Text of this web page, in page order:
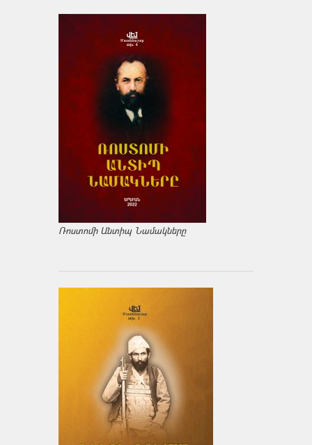
Ռոստոմի Անտիպ Նամակները